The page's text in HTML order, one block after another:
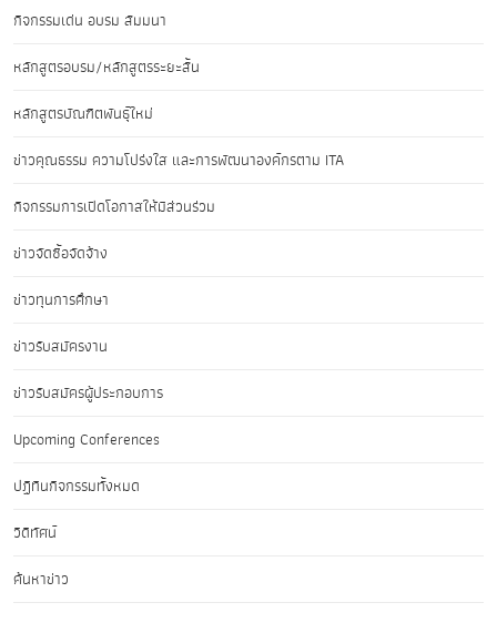
กิจกรรมเด่น อบรม สัมมนา
หลักสูตรอบรม/หลักสูตรระยะสั้น
หลักสูตรบัณฑิตพันธุ์ใหม่
ข่าวคุณธรรม ความโปร่งใส และการพัฒนาองค์กรตาม ITA
กิจกรรมการเปิดโอกาสให้มีส่วนร่วม
ข่าวจัดซื้อจัดจ้าง
ข่าวทุนการศึกษา
ข่าวรับสมัครงาน
ข่าวรับสมัครผู้ประกอบการ
Upcoming Conferences
ปฏิทินกิจกรรมทั้งหมด
วิดีทัศน์
ค้นหาข่าว